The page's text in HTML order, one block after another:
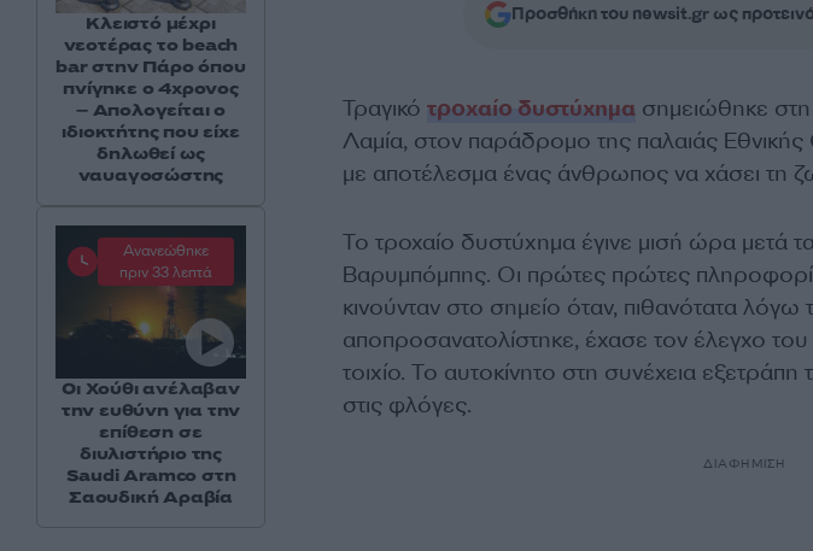
Προσθήκη του newsit.gr ως
Τραγικό τροχαίο δυστύχημασημειώθηκε
Λαμία, στον παράδρομο της παλαιάς
με αποτέλεσμα ένας άνθρωπος να χάσει τη
Το τροχαίο δυστύχημα έγινε μισή ώρα μετά
Βαρυμπόμπης. Οι πρώτες πρώτες
κινούνταν στο σημείο όταν, πιθανότατα λόγω
αποπροσανατολίστηκε, έχασε τον έλεγχο
τοιχίο. Το αυτοκίνητο στη συνέχεια εξετράπη
στις φλόγες.
ΔΙΑΦΗΜΙΣΗ
Κλειστό μέχρι
νεοτέρας το beach
bar στην Πάρο όπου
πνίγηκε ο 4χρονος
– Απολογείται ο
ιδιοκτήτης που είχε
δηλωθεί ως
ναυαγοσώστης
Ανανεώθηκε
πριν 33 λεπτά
Οι Χούθι ανέλαβαν
την ευθύνη για την
επίθεση σε
διυλιστήριο της
Saudi Aramco στη
Σαουδική Αραβία